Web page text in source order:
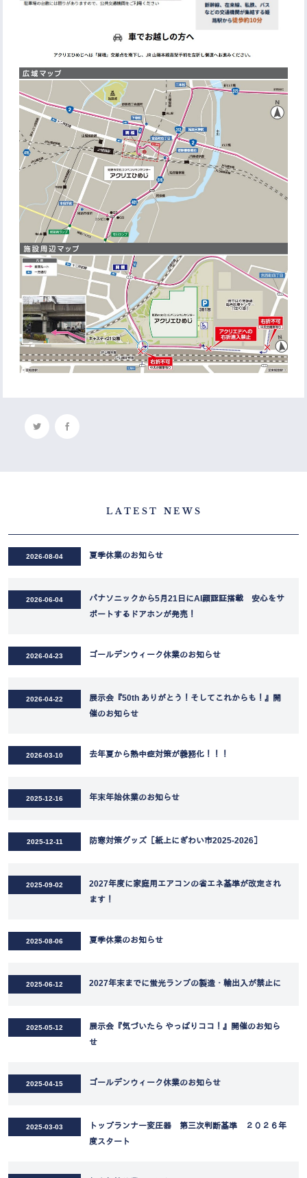
LATEST NEWS
2026-08-04 夏季休業のお知らせ
2026-06-04
パナソニックから5月21日にAI顔認証搭載 安心をサ
ポートするドアホンが発売！
2026-04-23 ゴールデンウィーク休業のお知らせ
2026-04-22
展示会『50th ありがとう！そしてこれからも！』開
催のお知らせ
2026-03-10 去年夏から熱中症対策が義務化！！！
2025-12-16 年末年始休業のお知らせ
2025-12-11 防寒対策グッズ［紙上にぎわい市2025-2026］
2025-09-02
2027年度に家庭用エアコンの省エネ基準が改定され
ます！
2025-08-06 夏季休業のお知らせ
2025-06-12 2027年末までに蛍光ランプの製造・輸出入が禁止に
2025-05-12
展示会『気づいたら やっぱりココ！』開催のお知ら
せ
2025-04-15 ゴールデンウィーク休業のお知らせ
2025-03-03
トップランナー変圧器 第三次判断基準 ２０２６年
度スタート